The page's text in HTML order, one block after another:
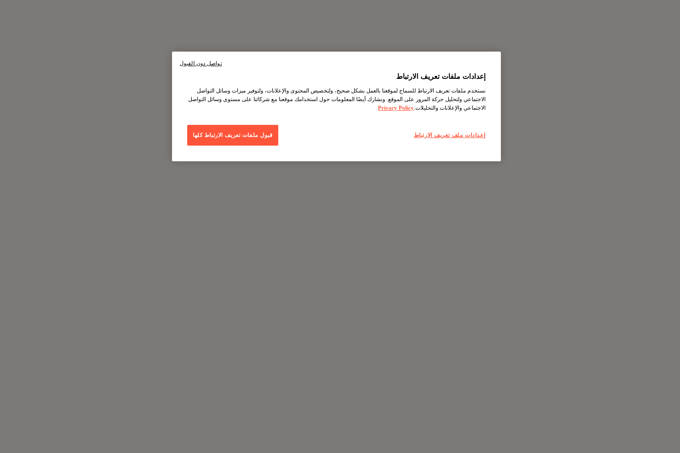
إعدادات ملفات تعريف الارتباط
نستخدم ملفات تعريف الارتباط للسماح لموقعنا بالعمل بشكل صحيح، ولتخصيص المحتوى والإعلانات، ولتوفير ميزات وسائل التواصل
الاجتماعي ولتحليل حركة المرور على الموقع. ونشارك أيضًا المعلومات حول استخدامك موقعنا مع شركائنا على مستوى وسائل التواصل
الاجتماعي والإعلانات والتحليلات. Privacy Policy
إعدادات ملف تعريف الارتباط قبول ملفات تعريف الارتباط كلها
تواصل دون القبول